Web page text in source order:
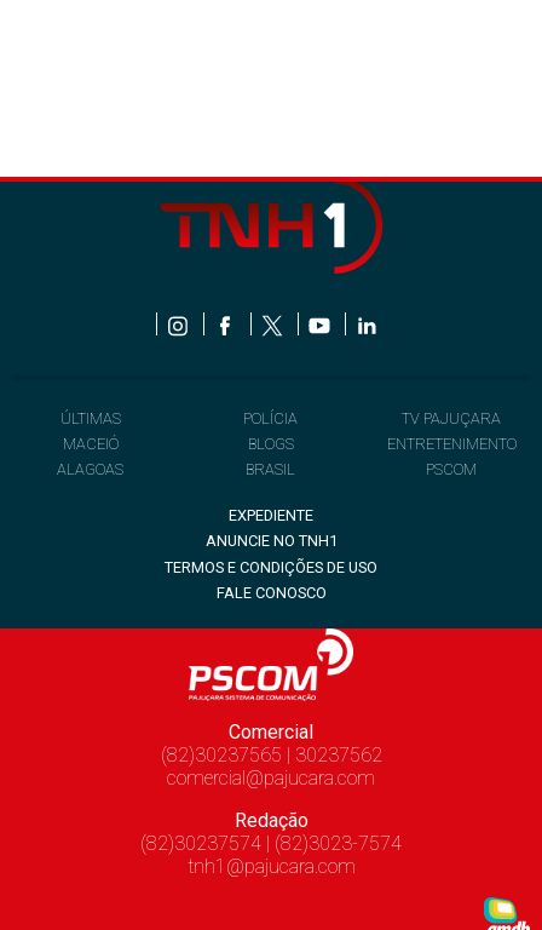
ÚLTIMAS
MACEIÓ
ALAGOAS
POLÍCIA
BLOGS
BRASIL
TV PAJUÇARA
ENTRETENIMENTO
PSCOM
EXPEDIENTE
ANUNCIE NO TNH1
TERMOS E CONDIÇÕES DE USO
FALE CONOSCO
Comercial
(82)30237565 | 30237562
comercial@pajucara.com
Redação
(82)30237574 | (82)3023-7574
tnh1@pajucara.com